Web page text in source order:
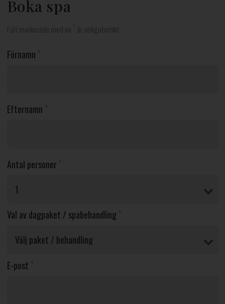
Boka spa
Fält markerade med en * är obligatoriskt
Förnamn *
Efternamn *
Antal personer *
Val av dagpaket / spabehandling *
E-post *